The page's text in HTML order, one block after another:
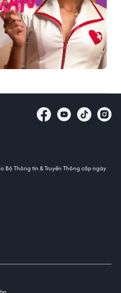
Bộ Thông tin & Truyền Thông cấp ngày